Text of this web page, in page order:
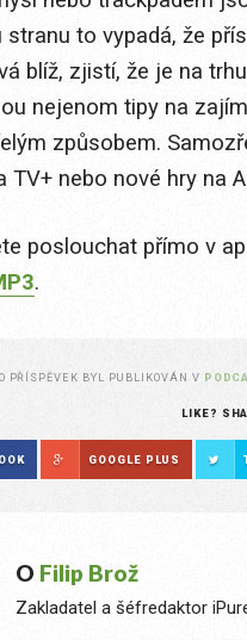
stranu to vypadá, že
blíž, zjistí, že je na
nejenom tipy na
způsobem.
TV+ nebo nové hry na
poslouchat přímo v
.
PŘÍSPĚVEK BYL PUBLIKOVÁN V
LIKE?
GOOGLE PLUS
O Filip Brož
Zakladatel a šéfredaktor